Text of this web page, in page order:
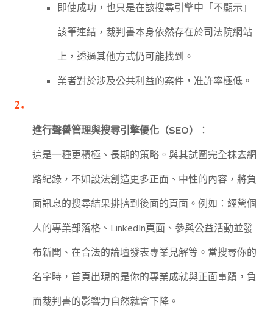
即使成功，也只是在該搜尋引擎中「不顯示」
該筆連結，裁判書本身依然存在於司法院網站
上，透過其他方式仍可能找到。
業者對於涉及公共利益的案件，准許率極低。
進行聲譽管理與搜尋引擎優化（SEO）
：
這是一種更積極、長期的策略。與其試圖完全抹去網
路紀錄，不如設法創造更多正面、中性的內容，將負
面訊息的搜尋結果排擠到後面的頁面。例如：經營個
人的專業部落格、LinkedIn頁面、參與公益活動並發
布新聞、在合法的論壇發表專業見解等。當搜尋你的
名字時，首頁出現的是你的專業成就與正面事蹟，負
面裁判書的影響力自然就會下降。